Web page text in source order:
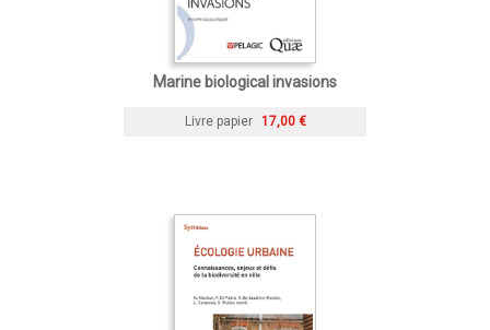
Marine biological invasions
Livre papier 17,00 €